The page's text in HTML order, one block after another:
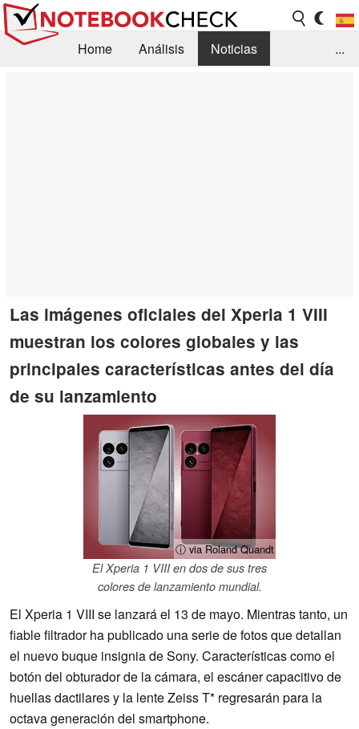
Home Análisis
Noticias
...
Las imágenes oficiales del Xperia 1 VIII
muestran los colores globales y las
principales características antes del día
de su lanzamiento
ⓘ via Roland Quandt
El Xperia 1 VIII en dos de sus tres
colores de lanzamiento mundial.
El Xperia 1 VIII se lanzará el 13 de mayo. Mientras tanto, un
fiable filtrador ha publicado una serie de fotos que detallan
el nuevo buque insignia de Sony. Características como el
botón del obturador de la cámara, el escáner capacitivo de
huellas dactilares y la lente Zeiss T* regresarán para la
octava generación del smartphone.